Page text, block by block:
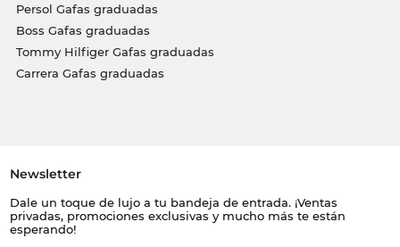
Persol Gafas graduadas
Boss Gafas graduadas
Tommy Hilfiger Gafas graduadas
Carrera Gafas graduadas
Newsletter
Dale un toque de lujo a tu bandeja de entrada. ¡Ventas
privadas, promociones exclusivas y mucho más te están
esperando!